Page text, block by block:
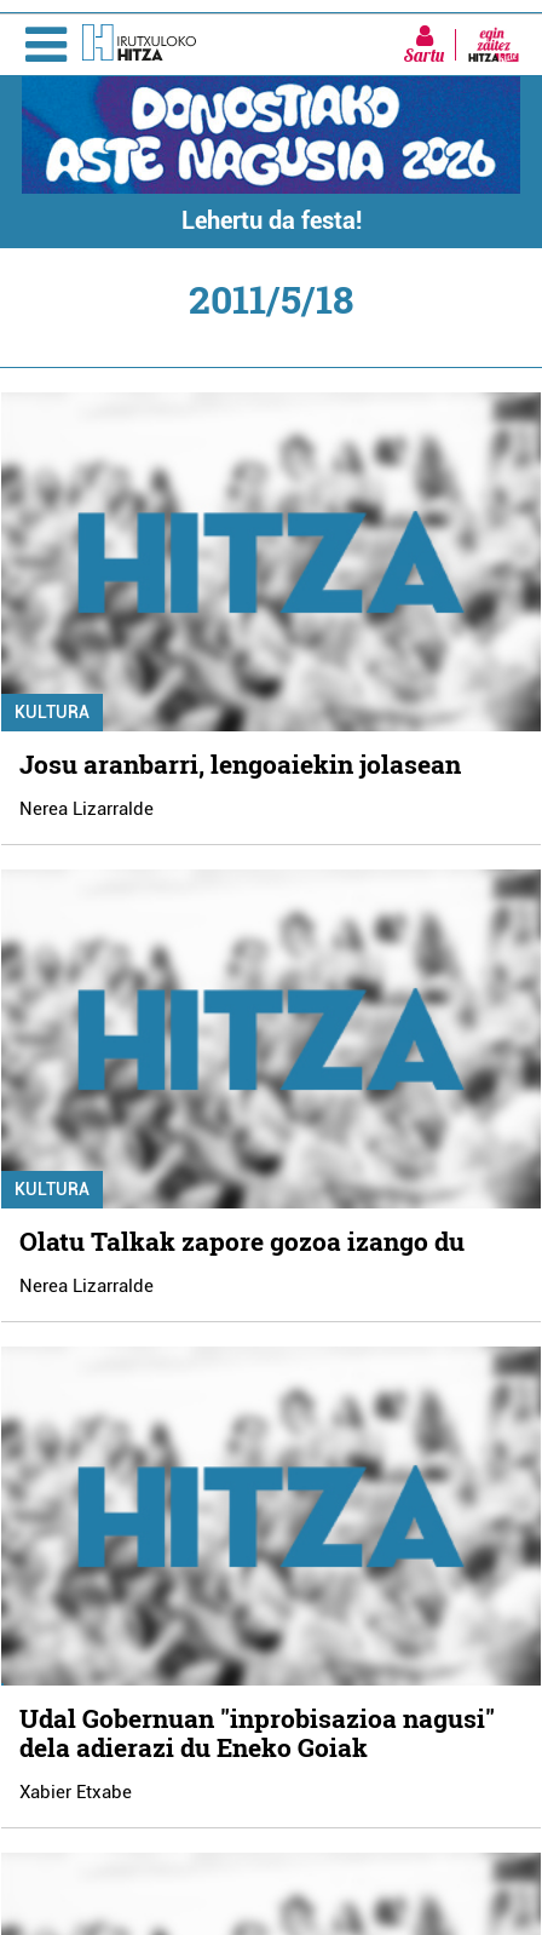
Sartu
Lehertu da festa!
2011/5/18
KULTURA
Josu aranbarri, lengoaiekin jolasean
Nerea Lizarralde
KULTURA
Olatu Talkak zapore gozoa izango du
Nerea Lizarralde
Udal Gobernuan "inprobisazioa nagusi"
dela adierazi du Eneko Goiak
Xabier Etxabe